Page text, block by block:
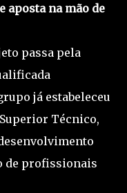
aposta na mão de
passa pela
já estabeleceu
Técnico,
de profissionais